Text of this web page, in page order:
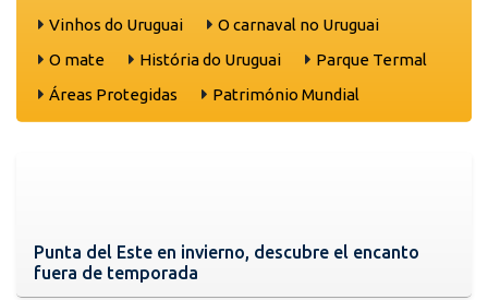
Vinhos do Uruguai
O carnaval no Uruguai
O mate
História do Uruguai
Parque Termal
Áreas Protegidas
Património Mundial
Punta del Este en invierno, descubre el encanto
fuera de temporada